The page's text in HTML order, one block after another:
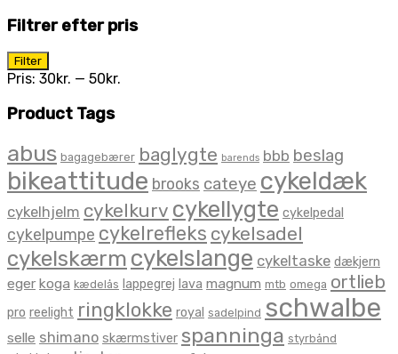
Filtrer efter pris
Mindste
pris
Højeste
pris
Filter
Pris: 30kr. — 50kr.
Product Tags
abus bagagebærer baglygte barends bbb beslag
bikeattitude brooks cateye cykeldæk
cykelhjelm cykelkurv cykellygte cykelpedal
cykelpumpe cykelrefleks cykelsadel
cykelskærm cykelslange cykeltaske dækjern
eger koga kædelås lappegrej lava magnum mtb omega ortlieb
pro reelight ringklokke royal sadelpind schwalbe
selle shimano skærmstiver spanninga styrbånd